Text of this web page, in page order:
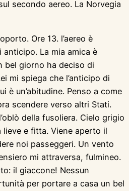
secondo aereo. La Norvegia
Ore 13. l’aereo è
La mia amica è
bel giorno ha deciso di
mi spiega che l’anticipo di
è un’abitudine. Penso a come
scendere verso altri Stati.
della fusoliera. Cielo grigio
e fitta. Viene aperto il
noi passeggeri. Un vento
mi attraversa, fulmineo.
il giaccone! Nessun
per portare a casa un bel